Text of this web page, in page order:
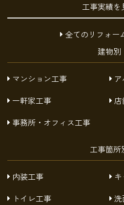
工事実績を
全てのリフォー
建物別
マンション工事
一軒家工事
事務所・オフィス工事
工事箇所
内装工事
トイレ工事